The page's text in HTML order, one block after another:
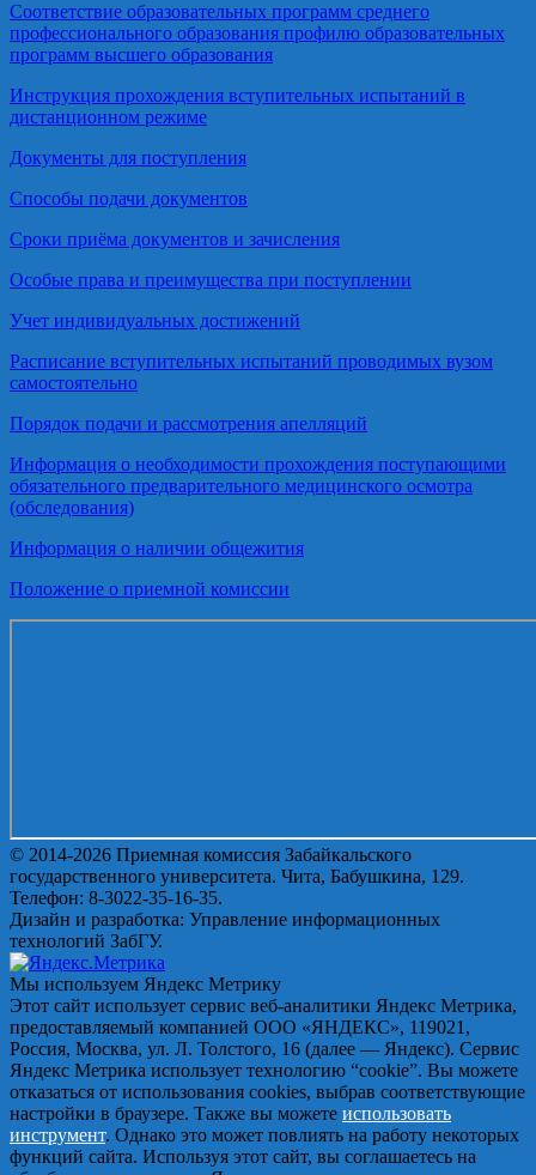
Соответствие образовательных программ среднего
профессионального образования профилю образовательных
программ высшего образования
Инструкция прохождения вступительных испытаний в
дистанционном режиме
Документы для поступления
Способы подачи документов
Сроки приёма документов и зачисления
Особые права и преимущества при поступлении
Учет индивидуальных достижений
Расписание вступительных испытаний проводимых вузом
самостоятельно
Порядок подачи и рассмотрения апелляций
Информация о необходимости прохождения поступающими
обязательного предварительного медицинского осмотра
(обследования)
Информация о наличии общежития
Положение о приемной комиссии
© 2014-2026 Приемная комиссия Забайкальского
государственного университета. Чита, Бабушкина, 129.
Телефон: 8-3022-35-16-35.
Дизайн и разработка: Управление информационных
технологий ЗабГУ.
Мы используем Яндекс Метрику
Этот сайт использует сервис веб-аналитики Яндекс Метрика,
предоставляемый компанией ООО «ЯНДЕКС», 119021,
Россия, Москва, ул. Л. Толстого, 16 (далее — Яндекс). Сервис
Яндекс Метрика использует технологию “cookie”. Вы можете
отказаться от использования cookies, выбрав соответствующие
настройки в браузере. Также вы можете использовать
инструмент. Однако это может повлиять на работу некоторых
функций сайта. Используя этот сайт, вы соглашаетесь на